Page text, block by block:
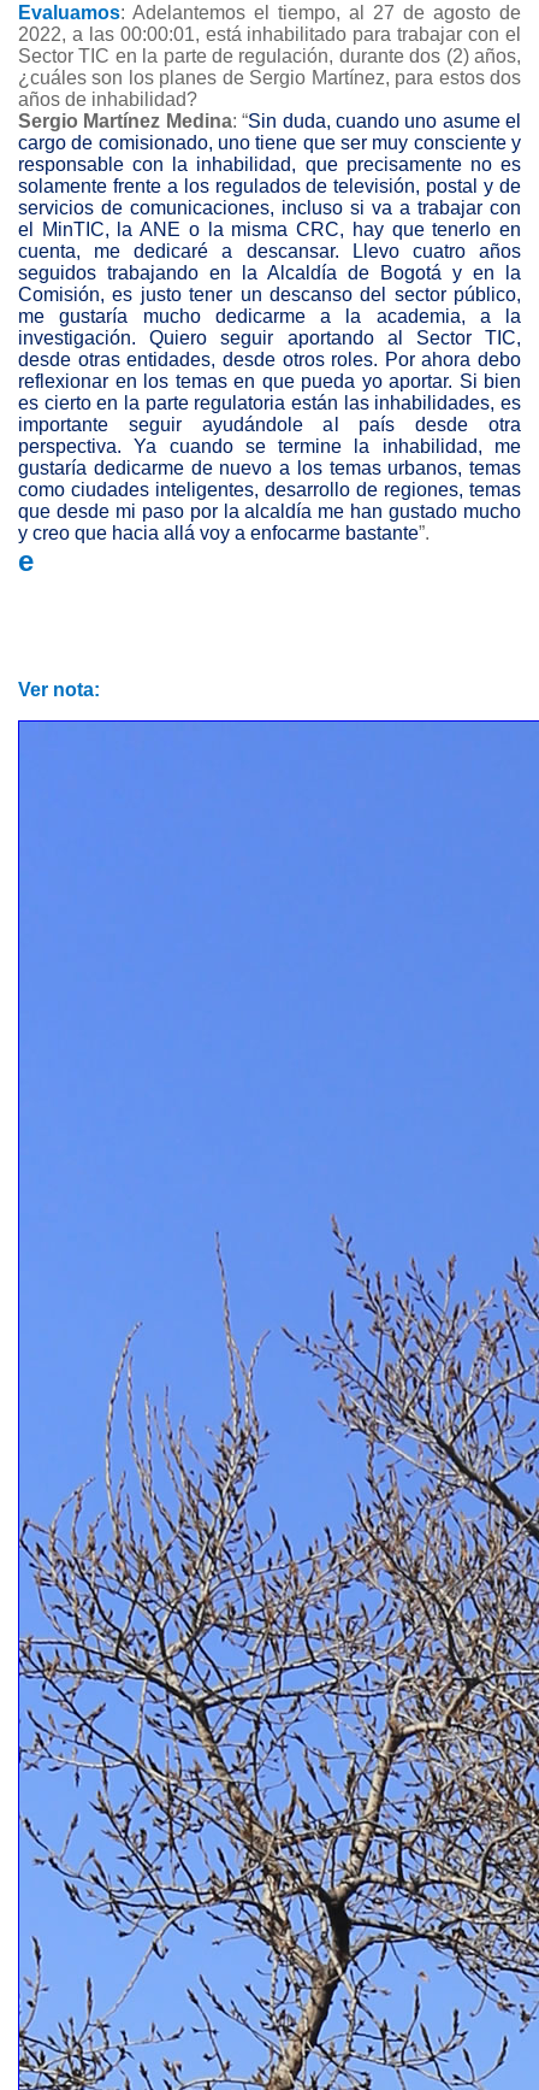
Evaluamos: Adelantemos el tiempo, al 27 de agosto de
2022, a las 00:00:01, está inhabilitado para trabajar con el
Sector TIC en la parte de regulación, durante dos (2) años,
¿cuáles son los planes de Sergio Martínez, para estos dos
años de inhabilidad?
Sergio Martínez Medina: “Sin duda, cuando uno asume el
cargo de comisionado, uno tiene que ser muy consciente y
responsable con la inhabilidad, que precisamente no es
solamente frente a los regulados de televisión, postal y de
servicios de comunicaciones, incluso si va a trabajar con
el MinTIC, la ANE o la misma CRC, hay que tenerlo en
cuenta, me dedicaré a descansar. Llevo cuatro años
seguidos trabajando en la Alcaldía de Bogotá y en la
Comisión, es justo tener un descanso del sector público,
me gustaría mucho dedicarme a la academia, a la
investigación. Quiero seguir aportando al Sector TIC,
desde otras entidades, desde otros roles. Por ahora debo
reflexionar en los temas en que pueda yo aportar. Si bien
es cierto en la parte regulatoria están las inhabilidades, es
importante seguir ayudándole al país desde otra
perspectiva. Ya cuando se termine la inhabilidad, me
gustaría dedicarme de nuevo a los temas urbanos, temas
como ciudades inteligentes, desarrollo de regiones, temas
que desde mi paso por la alcaldía me han gustado mucho
y creo que hacia allá voy a enfocarme bastante”.
e
Ver nota: